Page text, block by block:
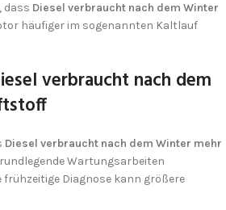
dass Diesel verbraucht nach dem Winter
häufiger im sogenannten Kaltlauf
verbraucht nach dem
Diesel verbraucht nach dem Winter mehr
Wartungsarbeiten
frühzeitige Diagnose kann größere